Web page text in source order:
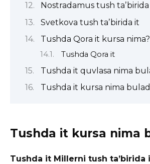
Nostradamus tush
Svetkova tush taʼbirida it
Tushda Qora it kursa nima?
Tushda Qora it
Tushda it quvlasa nima
Tushda it kursa nima
Tushda it kursa nima
Tushda it Millerni tush taʼbirida